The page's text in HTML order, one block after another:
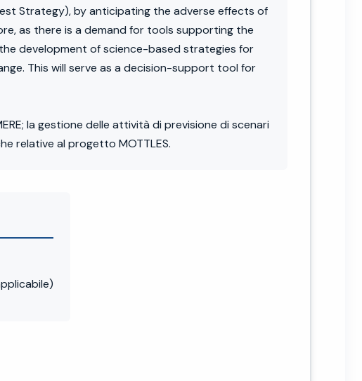
Strategy), by anticipating the adverse effects of
as there is a demand for tools supporting the
development of science-based strategies for
This will serve as a decision-support tool for
la gestione delle attività di previsione di scenari
relative al progetto MOTTLES.